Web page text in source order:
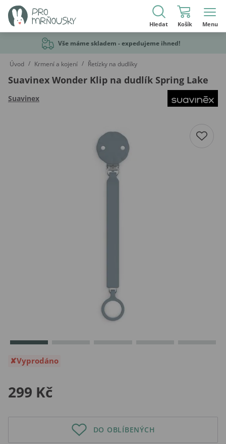
Hledat Košík Menu
Vše máme skladem - expedujeme ihned!
Úvod / Krmení a kojení / Řetízky na dudlíky
Suavinex Wonder Klip na dudlík Spring Lake
Suavinex
Vyprodáno
299 Kč
DO OBLÍBENÝCH